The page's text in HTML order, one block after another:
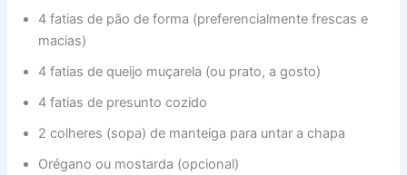
4 fatias de pão de forma (preferencialmente frescas e
macias)
4 fatias de queijo muçarela (ou prato, a gosto)
4 fatias de presunto cozido
2 colheres (sopa) de manteiga para untar a chapa
Orégano ou mostarda (opcional)